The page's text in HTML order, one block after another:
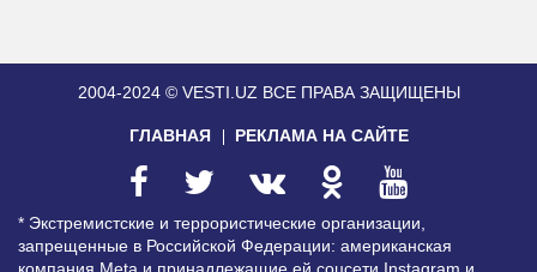
2004-2024 © VESTI.UZ ВСЕ ПРАВА ЗАЩИЩЕНЫ
ГЛАВНАЯ РЕКЛАМА НА САЙТЕ
* Экстремистские и террористические организации,
запрещенные в Российской Федерации: американская